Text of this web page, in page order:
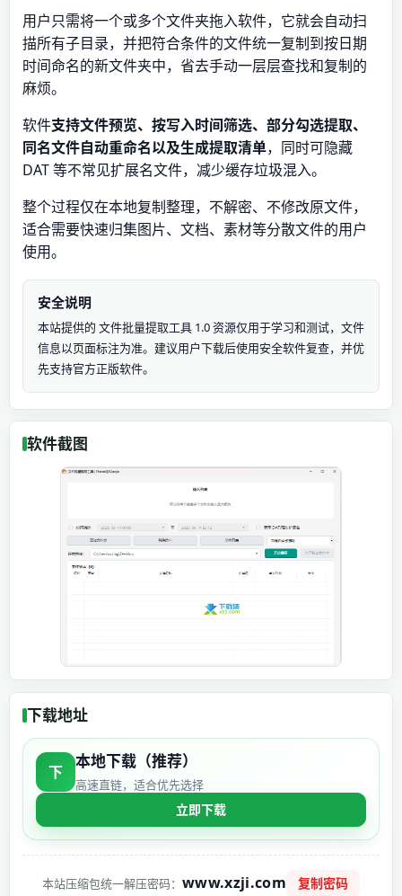
用户只需将一个或多个文件夹拖入软件，它就会自动扫
描所有子目录，并把符合条件的文件统一复制到按日期
时间命名的新文件夹中，省去手动一层层查找和复制的
麻烦。
软件支持文件预览、按写入时间筛选、部分勾选提取、
同名文件自动重命名以及生成提取清单，同时可隐藏
DAT 等不常见扩展名文件，减少缓存垃圾混入。
整个过程仅在本地复制整理，不解密、不修改原文件，
适合需要快速归集图片、文档、素材等分散文件的用户
使用。
安全说明
本站提供的 文件批量提取工具 1.0 资源仅用于学习和测试，文件
信息以页面标注为准。建议用户下载后使用安全软件复查，并优
先支持官方正版软件。
软件截图
下载地址
下
本地下载（推荐）
高速直链，适合优先选择
立即下载
本站压缩包统一解压密码：www.xzji.com 复制密码